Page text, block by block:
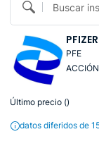
Buscar
PFIZER
PFE
ACCIÓN
Último precio ()
datos diferidos de